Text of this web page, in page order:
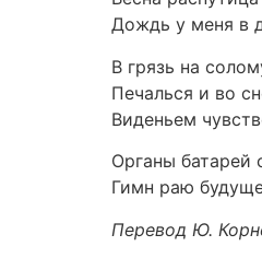
Дождь у меня в
В грязь на
Печалься и во
Виденьем
Органы батарей
Гимн раю
Перевод Ю.